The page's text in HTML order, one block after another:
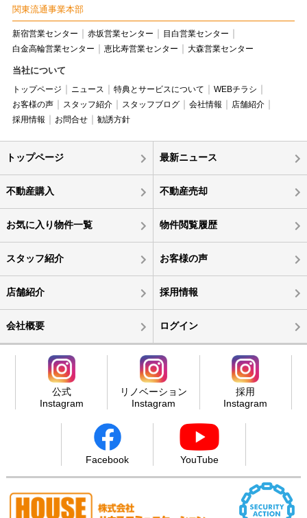
関東流通事業本部
新宿営業センター 赤坂営業センター
目白営業センター
白金高輪営業センター
恵比寿営業センター 大森営業センター
当社について
トップページ ニュース 特典とサービスについて
WEBチラシ
お客様の声
スタッフ紹介 スタッフブログ 会社情報
店舗紹介
採用情報
お問合せ 勧誘方針
トップページ 最新ニュース
不動産購入 不動産売却
お気に入り物件一覧 物件閲覧履歴
スタッフ紹介 お客様の声
店舗紹介 採用情報
会社概要 ログイン
公式
Instagram
リノベーション
Instagram
採用
Instagram
Facebook YouTube